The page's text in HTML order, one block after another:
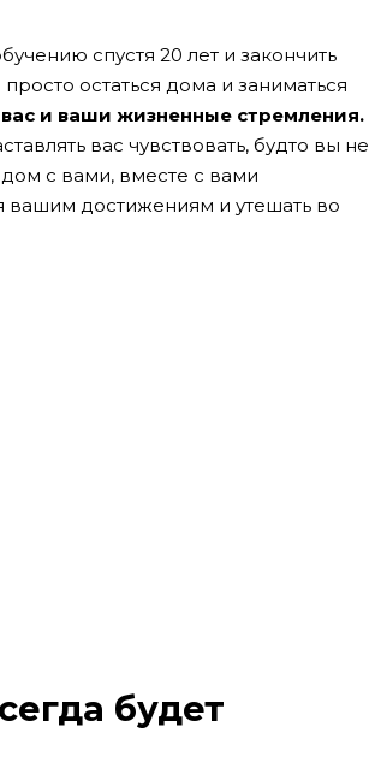
спустя 20 лет и закончить
остаться дома и заниматься
и ваши жизненные стремления.
вас чувствовать, будто вы не
с вами, вместе с вами
вашим достижениям и утешать во
будет